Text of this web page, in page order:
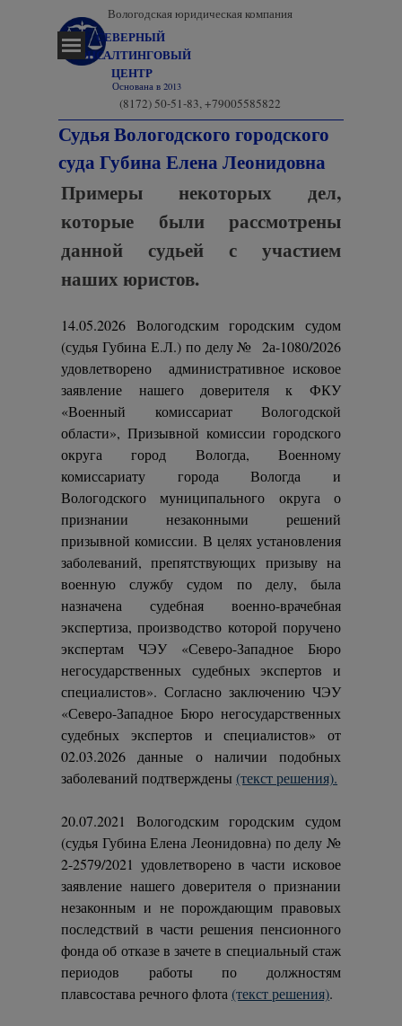
Перейти к контенту
СЕВЕРНЫЙ
КОНСАЛТИНГОВЫЙ
ЦЕНТР
Вологодская юридическая компания
(8172) 50-51-83, +79005585822
Основана в 2013
Пропустить меню
Судья Вологодского городского
суда Губина Елена Леонидовна
Примеры некоторых дел,
которые были рассмотрены
данной судьей с участием
наших юристов.
14.05.2026 Вологодским городским судом
(судья Губина Е.Л.) по делу № 2а-1080/2026
удовлетворено административное исковое
заявление нашего доверителя к ФКУ
«Военный комиссариат Вологодской
области», Призывной комиссии городского
округа город Вологда, Военному
комиссариату города Вологда и
Вологодского муниципального округа о
признании незаконными решений
призывной комиссии. В целях установления
заболеваний, препятствующих призыву на
военную службу судом по делу, была
назначена судебная военно-врачебная
экспертиза, производство которой поручено
экспертам ЧЭУ «Северо-Западное Бюро
негосударственных судебных экспертов и
специалистов». Согласно заключению ЧЭУ
«Северо-Западное Бюро негосударственных
судебных экспертов и специалистов» от
02.03.2026 данные о наличии подобных
заболеваний подтверждены (текст решения).
20.07.2021 Вологодским городским судом
(судья Губина Елена Леонидовна) по делу №
2-2579/2021 удовлетворено в части исковое
заявление нашего доверителя о признании
незаконным и не порождающим правовых
последствий в части решения пенсионного
фонда об отказе в зачете в специальный стаж
периодов работы по должностям
плавсостава речного флота (текст решения).